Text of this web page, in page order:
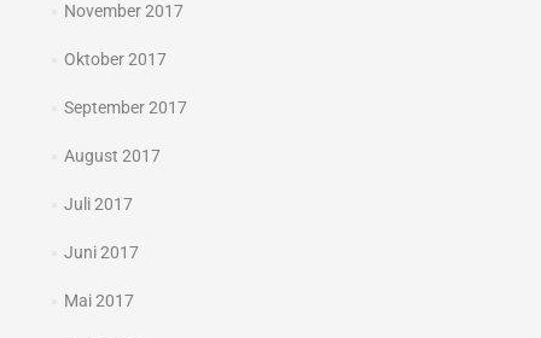
November 2017
Oktober 2017
September 2017
August 2017
Juli 2017
Juni 2017
Mai 2017